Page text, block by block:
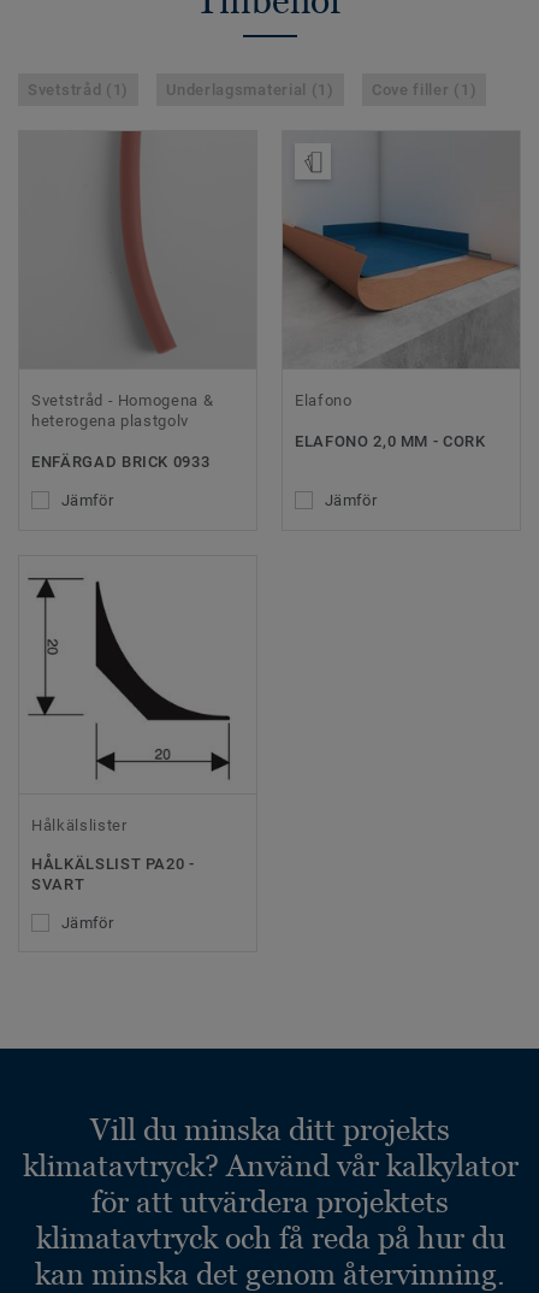
Svetstråd (1) Underlagsmaterial (1) Cove filler (1)
Svetstråd - Homogena &
heterogena plastgolv
ENFÄRGAD BRICK 0933
Jämför
Elafono
ELAFONO 2,0 MM - CORK
Jämför
Hålkälslister
HÅLKÄLSLIST PA20 -
SVART
Jämför
Vill du minska ditt projekts
klimatavtryck? Använd vår kalkylator
för att utvärdera projektets
klimatavtryck och få reda på hur du
kan minska det genom återvinning.